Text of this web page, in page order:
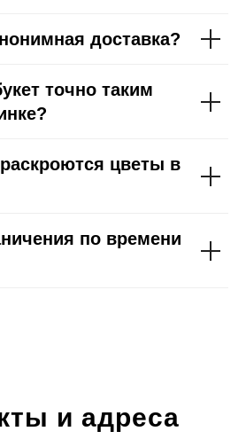
доставка?
точно таким
цветы в
по времени
и адреса